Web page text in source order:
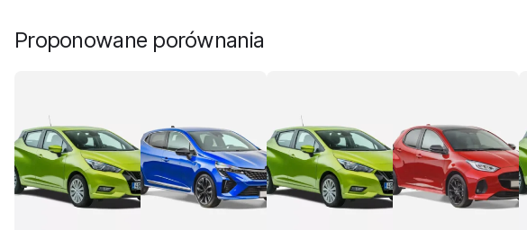
Proponowane porównania